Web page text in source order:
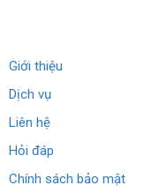
Giới thiệu
Dịch vụ
Liên hệ
Hỏi đáp
Chính sách bảo mật